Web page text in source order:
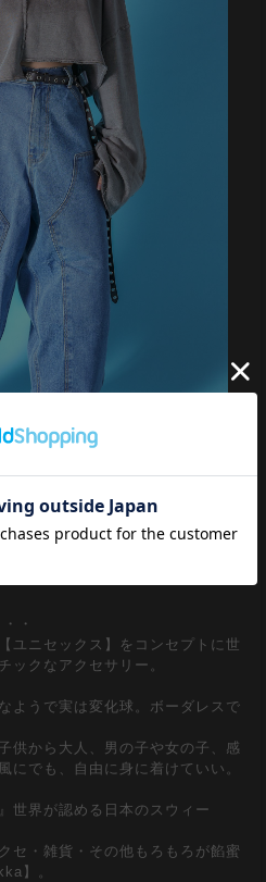
す長めにとられたデザインが◎
タッズがスパンキー。
・
ユニセックス】をコンセプトに世
ックなアクセサリー。
ようで実は変化球。ボーダレスで
供から大人、男の子や女の子、感
にでも、自由に身に着けていい。
世界が認める日本のスウィー
セ・雑貨・その他もろもろが餡蜜
】。